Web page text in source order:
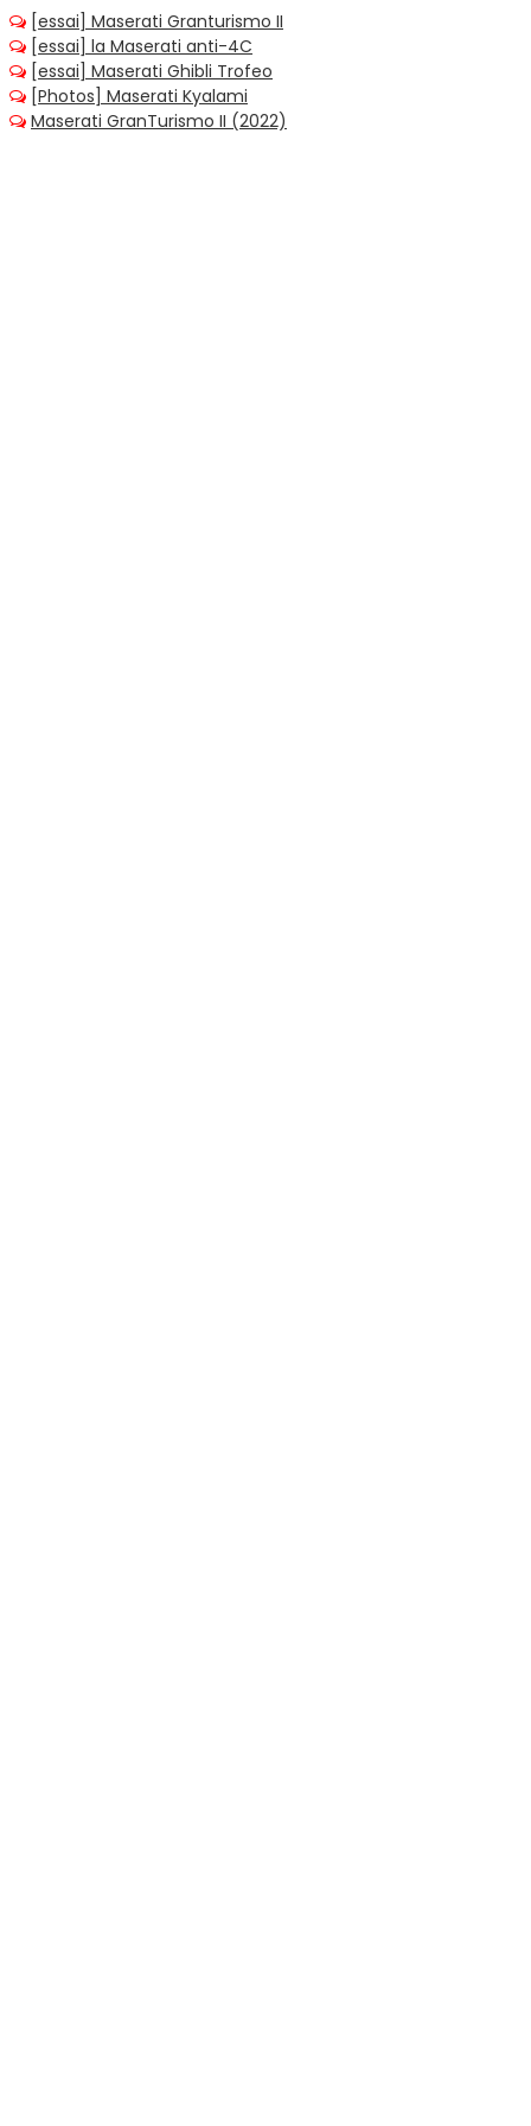
[essai] Maserati Granturismo II
[essai] la Maserati anti-4C
[essai] Maserati Ghibli Trofeo
[Photos] Maserati Kyalami
Maserati GranTurismo II (2022)